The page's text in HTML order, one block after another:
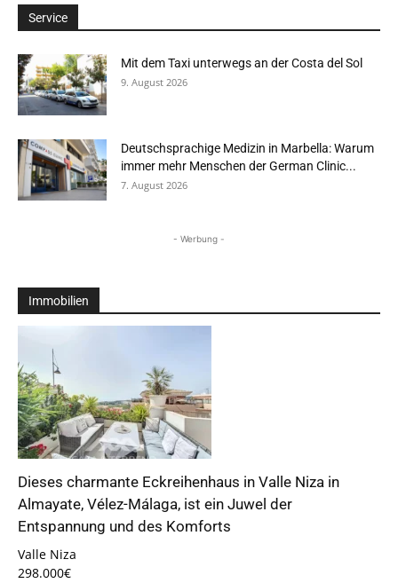
Service
Mit dem Taxi unterwegs an der Costa del Sol
9. August 2026
Deutschsprachige Medizin in Marbella: Warum
immer mehr Menschen der German Clinic...
7. August 2026
- Werbung -
Immobilien
Dieses charmante Eckreihenhaus in Valle Niza in
Almayate, Vélez-Málaga, ist ein Juwel der
Entspannung und des Komforts
Valle Niza
298.000€